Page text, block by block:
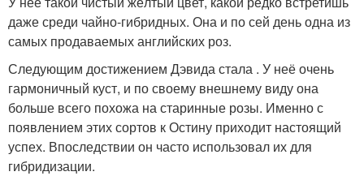
даже среди чайно-гибридных. Она и по сей день одна из
самых продаваемых английских роз.
Следующим достижением Дэвида стала . У неё очень
гармоничный куст, и по своему внешнему виду она
больше всего похожа на старинные розы. Именно с
появлением этих сортов к Остину приходит настоящий
успех. Впоследствии он часто использовал их для
гибридизации.